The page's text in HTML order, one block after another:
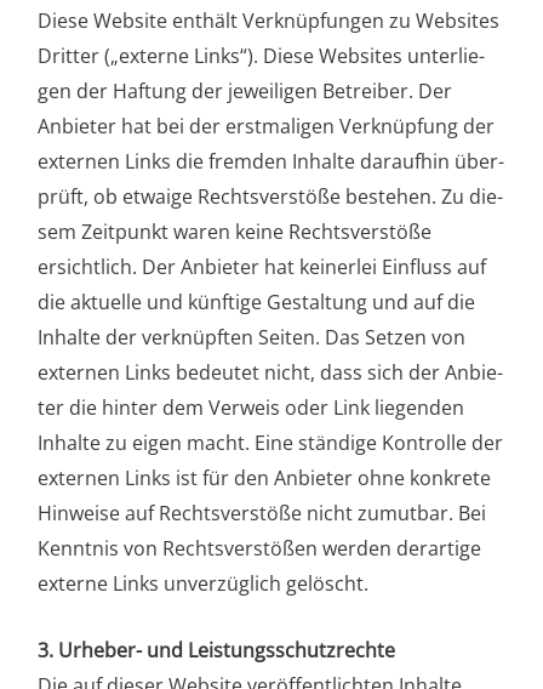
Die­se Web­site ent­hält Ver­knüp­fun­gen zu Web­sites
Drit­ter („exter­ne Links“). Die­se Web­sites unter­lie­
gen der Haf­tung der jewei­li­gen Betrei­ber. Der
Anbie­ter hat bei der erst­ma­li­gen Ver­knüp­fung der
exter­nen Links die frem­den Inhal­te dar­auf­hin über­
prüft, ob etwai­ge Rechts­ver­stö­ße bestehen. Zu die­
sem Zeit­punkt waren kei­ne Rechts­ver­stö­ße
ersicht­lich. Der Anbie­ter hat kei­ner­lei Ein­fluss auf
die aktu­el­le und künf­ti­ge Gestal­tung und auf die
Inhal­te der ver­knüpf­ten Sei­ten. Das Set­zen von
exter­nen Links bedeu­tet nicht, dass sich der Anbie­
ter die hin­ter dem Ver­weis oder Link lie­gen­den
Inhal­te zu eigen macht. Eine stän­di­ge Kon­trol­le der
exter­nen Links ist für den Anbie­ter ohne kon­kre­te
Hin­wei­se auf Rechts­ver­stö­ße nicht zumut­bar. Bei
Kennt­nis von Rechts­ver­stö­ßen wer­den der­ar­ti­ge
exter­ne Links unver­züg­lich gelöscht.
3. Urhe­ber- und Leis­tungs­schutz­rech­te